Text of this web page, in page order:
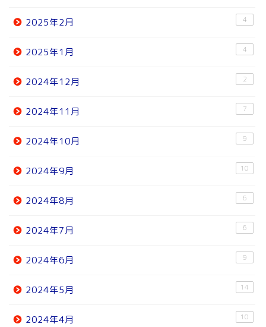
2025年2月 4
2025年1月 4
2024年12月 2
2024年11月 7
2024年10月 9
2024年9月 10
2024年8月 6
2024年7月 6
2024年6月 9
2024年5月 14
2024年4月 10